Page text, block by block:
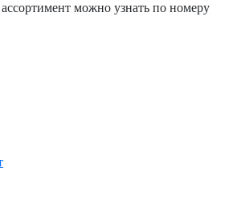
можно узнать по номеру